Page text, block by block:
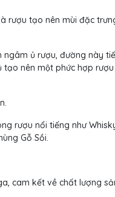
rượu tạo nên mùi đặc
ngâm ủ rượu, đường này
nên một phức hợp
rượu nổi tiếng như
Gỗ Sồi.
cam kết về chất lượng